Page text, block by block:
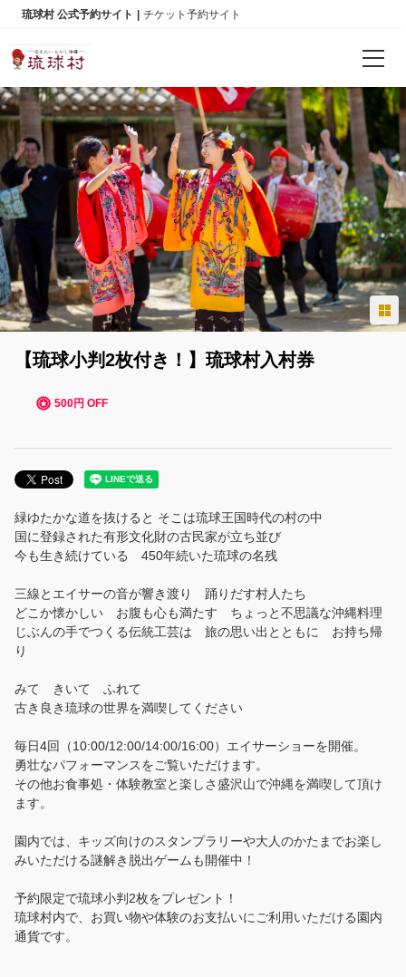
琉球村 公式予約サイト チケット予約サイト
予約確認
言語
日本語
English
한국어
简体中文
「沖縄の駅ちゃんぷるー」体験会場
てぃだ家の体験
お知らせ
【琉球小判2枚付き！】琉球村入村券
500円 OFF
緑ゆたかな道を抜けると そこは琉球王国時代の村の中
国に登録された有形文化財の古民家が立ち並び
今も生き続けている 450年続いた琉球の名残
三線とエイサーの音が響き渡り 踊りだす村人たち
どこか懐かしい お腹も心も満たす ちょっと不思議な沖縄料理
じぶんの手でつくる伝統工芸は 旅の思い出とともに お持ち帰
り
みて きいて ふれて
古き良き琉球の世界を満喫してください
毎日4回（10:00/12:00/14:00/16:00）エイサーショーを開催。
勇壮なパフォーマンスをご覧いただけます。
その他お食事処・体験教室と楽しさ盛沢山で沖縄を満喫して頂け
ます。
園内では、キッズ向けのスタンプラリーや大人のかたまでお楽し
みいただける謎解き脱出ゲームも開催中！
予約限定で琉球小判2枚をプレゼント！
琉球村内で、お買い物や体験のお支払いにご利用いただける園内
通貨です。